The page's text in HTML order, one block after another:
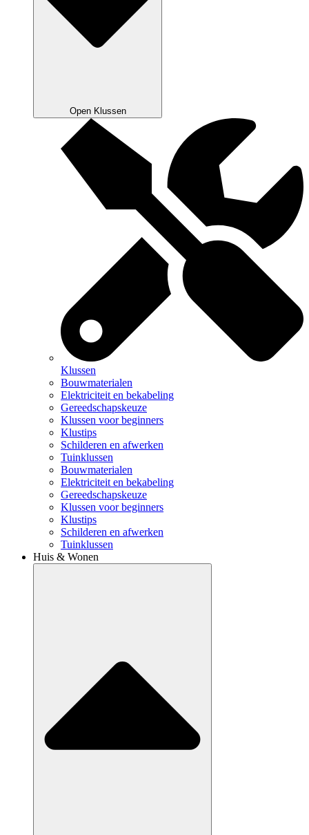
Open Klussen
Klussen
Bouwmaterialen
Elektriciteit en bekabeling
Gereedschapskeuze
Klussen voor beginners
Klustips
Schilderen en afwerken
Tuinklussen
Bouwmaterialen
Elektriciteit en bekabeling
Gereedschapskeuze
Klussen voor beginners
Klustips
Schilderen en afwerken
Tuinklussen
Huis & Wonen